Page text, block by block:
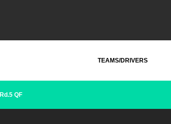
TEAMS/DRIVERS
Rd.5 QF